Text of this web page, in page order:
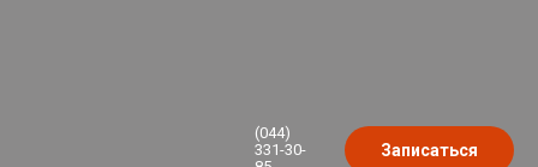
(044)
331-30-
Записаться